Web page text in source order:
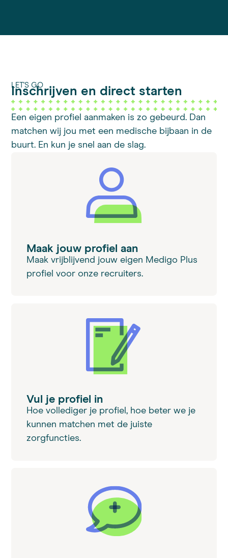
LET'S GO
Inschrijven en direct starten
Een eigen profiel aanmaken is zo gebeurd. Dan
matchen wij jou met een medische bijbaan in de
buurt. En kun je snel aan de slag.
Maak jouw profiel aan
Maak vrijblijvend jouw eigen Medigo Plus
profiel voor onze recruiters.
Vul je profiel in
Hoe vollediger je profiel, hoe beter we je
kunnen matchen met de juiste
zorgfuncties.